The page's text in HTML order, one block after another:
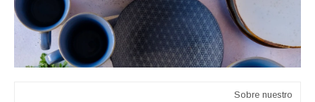
Sobre nuestro